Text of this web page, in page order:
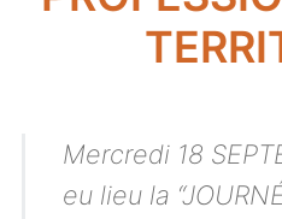
Mercredi 18
eu lieu la